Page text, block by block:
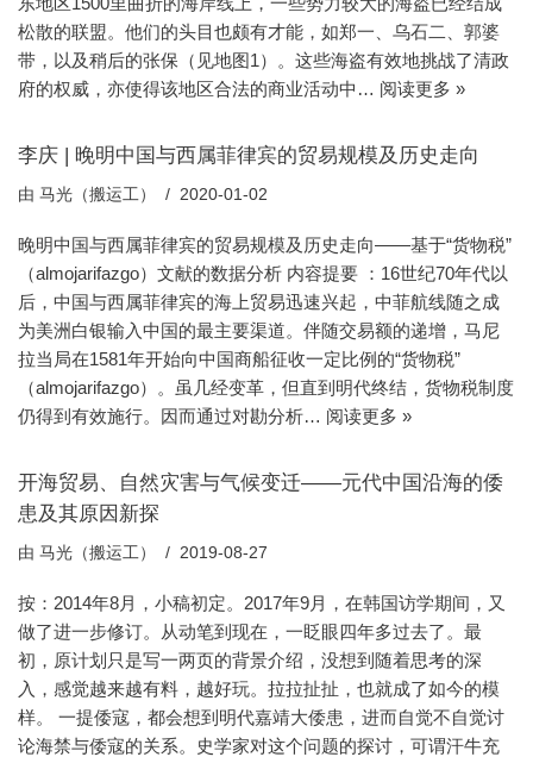
松散的联盟。他们的头目也颇有才能，如郑一、乌石二、郭婆
带，以及稍后的张保（见地图1）。这些海盗有效地挑战了清政
府的权威，亦使得该地区合法的商业活动中… 阅读更多 »
李庆 | 晚明中国与西属菲律宾的贸易规模及历史走向
由 马光（搬运工） 2020-01-02
晚明中国与西属菲律宾的贸易规模及历史走向——基于“货物税”
（almojarifazgo）文献的数据分析 内容提要 ：16世纪70年代以
后，中国与西属菲律宾的海上贸易迅速兴起，中菲航线随之成
为美洲白银输入中国的最主要渠道。伴随交易额的递增，马尼
拉当局在1581年开始向中国商船征收一定比例的“货物税”
（almojarifazgo）。虽几经变革，但直到明代终结，货物税制度
仍得到有效施行。因而通过对勘分析… 阅读更多 »
开海贸易、自然灾害与气候变迁——元代中国沿海的倭
患及其原因新探
由 马光（搬运工） 2019-08-27
按：2014年8月，小稿初定。2017年9月，在韩国访学期间，又
做了进一步修订。从动笔到现在，一眨眼四年多过去了。最
初，原计划只是写一两页的背景介绍，没想到随着思考的深
入，感觉越来越有料，越好玩。拉拉扯扯，也就成了如今的模
样。 一提倭寇，都会想到明代嘉靖大倭患，进而自觉不自觉讨
论海禁与倭寇的关系。史学家对这个问题的探讨，可谓汗牛充